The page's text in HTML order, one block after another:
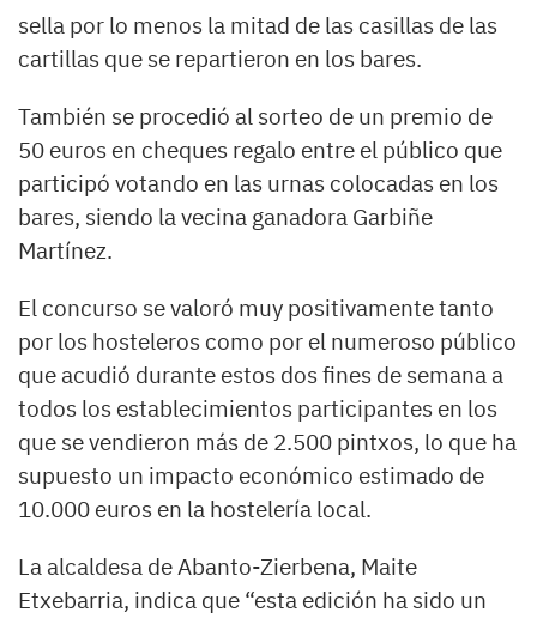
sella por lo menos la mitad de las casillas de las
cartillas que se repartieron en los bares.
También se procedió al sorteo de un premio de
50 euros en cheques regalo entre el público que
participó votando en las urnas colocadas en los
bares, siendo la vecina ganadora Garbiñe
Martínez.
El concurso se valoró muy positivamente tanto
por los hosteleros como por el numeroso público
que acudió durante estos dos fines de semana a
todos los establecimientos participantes en los
que se vendieron más de 2.500 pintxos, lo que ha
supuesto un impacto económico estimado de
10.000 euros en la hostelería local.
La alcaldesa de Abanto-Zierbena, Maite
Etxebarria, indica que “esta edición ha sido un